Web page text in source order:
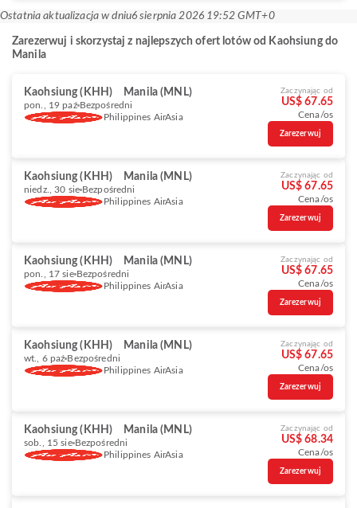
Ostatnia aktualizacja w dniu6 sierpnia 2026 19:52 GMT+0
Zarezerwuj i skorzystaj z najlepszych ofert lotów od Kaohsiung do
Manila
Kaohsiung (KHH) Manila (MNL)
pon., 19 paź Bezpośredni
Philippines AirAsia
Zaczynając od
US$ 67.65
Cena/os
Zarezerwuj
Kaohsiung (KHH) Manila (MNL)
niedz., 30 sie Bezpośredni
Philippines AirAsia
Zaczynając od
US$ 67.65
Cena/os
Zarezerwuj
Kaohsiung (KHH) Manila (MNL)
pon., 17 sie Bezpośredni
Philippines AirAsia
Zaczynając od
US$ 67.65
Cena/os
Zarezerwuj
Kaohsiung (KHH) Manila (MNL)
wt., 6 paź Bezpośredni
Philippines AirAsia
Zaczynając od
US$ 67.65
Cena/os
Zarezerwuj
Kaohsiung (KHH) Manila (MNL)
sob., 15 sie Bezpośredni
Philippines AirAsia
Zaczynając od
US$ 68.34
Cena/os
Zarezerwuj